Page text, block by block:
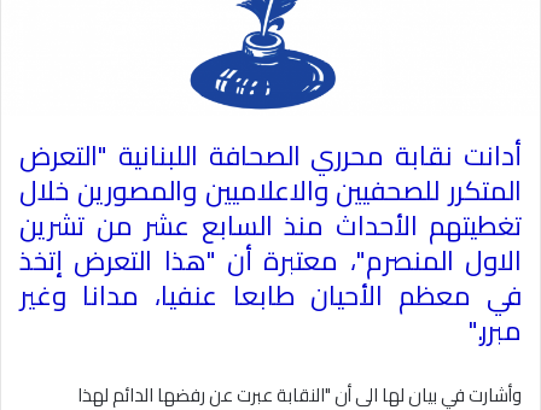
أدانت نقابة محرري الصحافة اللبنانية "التعرض
المتكرر للصحفيين والاعلاميين والمصورين خلال
تغطيتهم الأحداث منذ السابع عشر من تشرين
الاول المنصرم"، معتبرة أن "هذا التعرض إتخذ
في معظم الأحيان طابعا عنفيا، مدانا وغير
مبرر".
وأشارت في بيان لها الى أن "النقابة عبرت عن رفضها الدائم لهذا